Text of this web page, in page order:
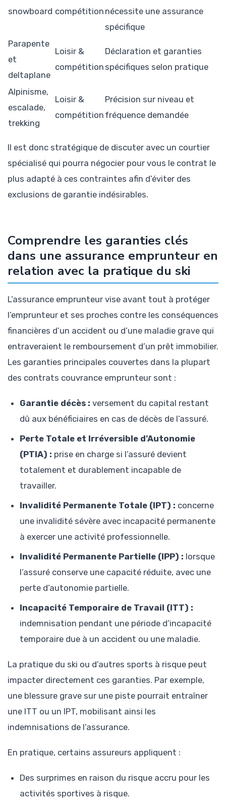
snowboard compétition nécessite une assurance
spécifique
Parapente
et
deltaplane
Loisir &
compétition
Déclaration et garanties
spécifiques selon pratique
Alpinisme,
escalade,
trekking
Loisir &
compétition
Précision sur niveau et
fréquence demandée
Il est donc stratégique de discuter avec un courtier
spécialisé qui pourra négocier pour vous le contrat le
plus adapté à ces contraintes afin d’éviter des
exclusions de garantie indésirables.
Comprendre les garanties clés
dans une assurance emprunteur en
relation avec la pratique du ski
L’assurance emprunteur vise avant tout à protéger
l’emprunteur et ses proches contre les conséquences
financières d’un accident ou d’une maladie grave qui
entraveraient le remboursement d’un prêt immobilier.
Les garanties principales couvertes dans la plupart
des contrats couvrance emprunteur sont :
Garantie décès : versement du capital restant
dû aux bénéficiaires en cas de décès de l’assuré.
Perte Totale et Irréversible d’Autonomie
(PTIA) : prise en charge si l’assuré devient
totalement et durablement incapable de
travailler.
Invalidité Permanente Totale (IPT) : concerne
une invalidité sévère avec incapacité permanente
à exercer une activité professionnelle.
Invalidité Permanente Partielle (IPP) : lorsque
l’assuré conserve une capacité réduite, avec une
perte d’autonomie partielle.
Incapacité Temporaire de Travail (ITT) :
indemnisation pendant une période d’incapacité
temporaire due à un accident ou une maladie.
La pratique du ski ou d’autres sports à risque peut
impacter directement ces garanties. Par exemple,
une blessure grave sur une piste pourrait entraîner
une ITT ou un IPT, mobilisant ainsi les
indemnisations de l’assurance.
En pratique, certains assureurs appliquent :
Des surprimes en raison du risque accru pour les
activités sportives à risque.